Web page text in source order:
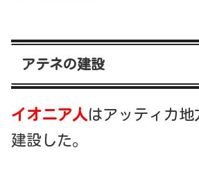
アテネの建設
イオニア人はアッティカ地
建設した。